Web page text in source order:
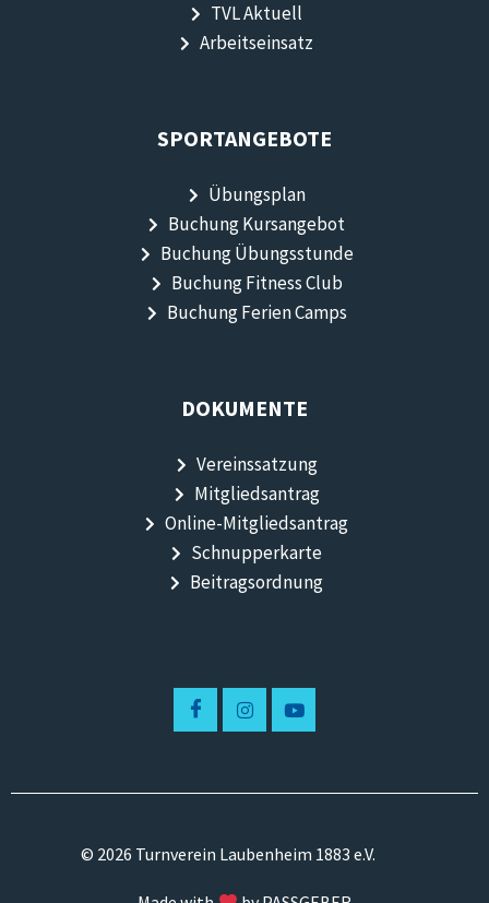
TVL Aktuell
Arbeitseinsatz
SPORTANGEBOTE
Übungsplan
Buchung Kursangebot
Buchung Übungsstunde
Buchung Fitness Club
Buchung Ferien Camps
DOKUMENTE
Vereinssatzung
Mitgliedsantrag
Online-Mitgliedsantrag
Schnupperkarte
Beitragsordnung
© 2026 Turnverein Laubenheim 1883 e.V.